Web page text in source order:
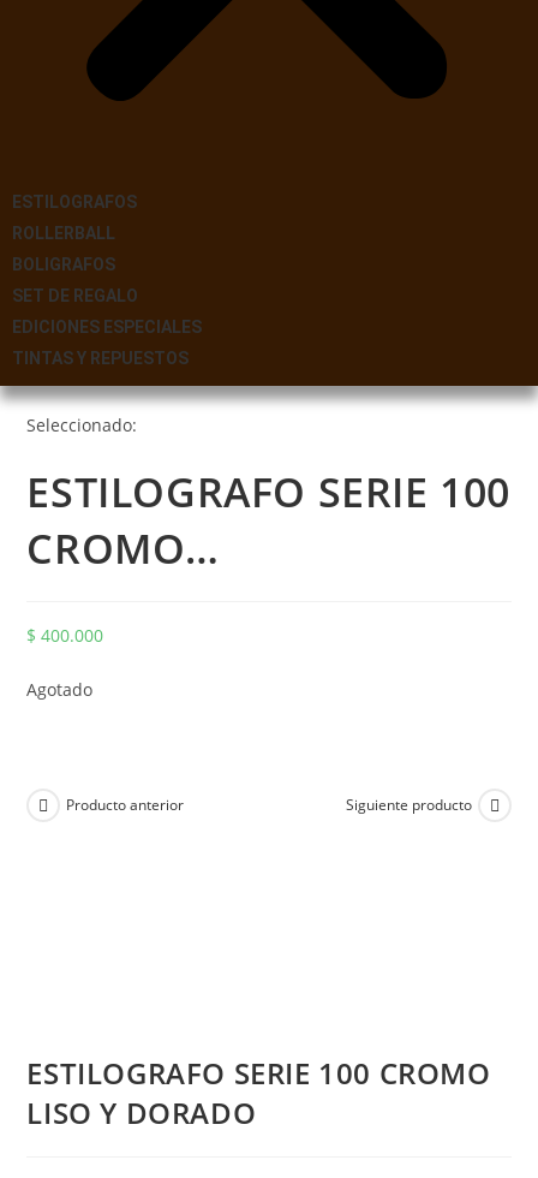
ESTILOGRAFOS
ROLLERBALL
BOLIGRAFOS
SET DE REGALO
EDICIONES ESPECIALES
TINTAS Y REPUESTOS
Seleccionado:
ESTILOGRAFO SERIE 100
CROMO…
$ 400.000
Agotado
Producto anterior Siguiente producto
ESTILOGRAFO SERIE 100 CROMO
LISO Y DORADO